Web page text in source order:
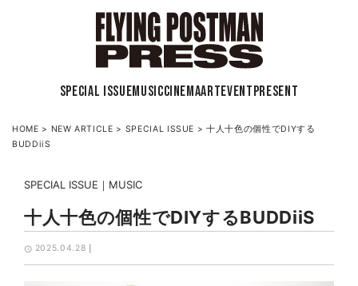
SPECIAL ISSUEMUSICCINEMAARTEVENTPRESENT
HOME > NEW ARTICLE > SPECIAL ISSUE >十人十色の個性でDIYする
BUDDiiS
SPECIAL ISSUE MUSIC
十人十色の個性でDIYするBUDDiiS
2025.04.28